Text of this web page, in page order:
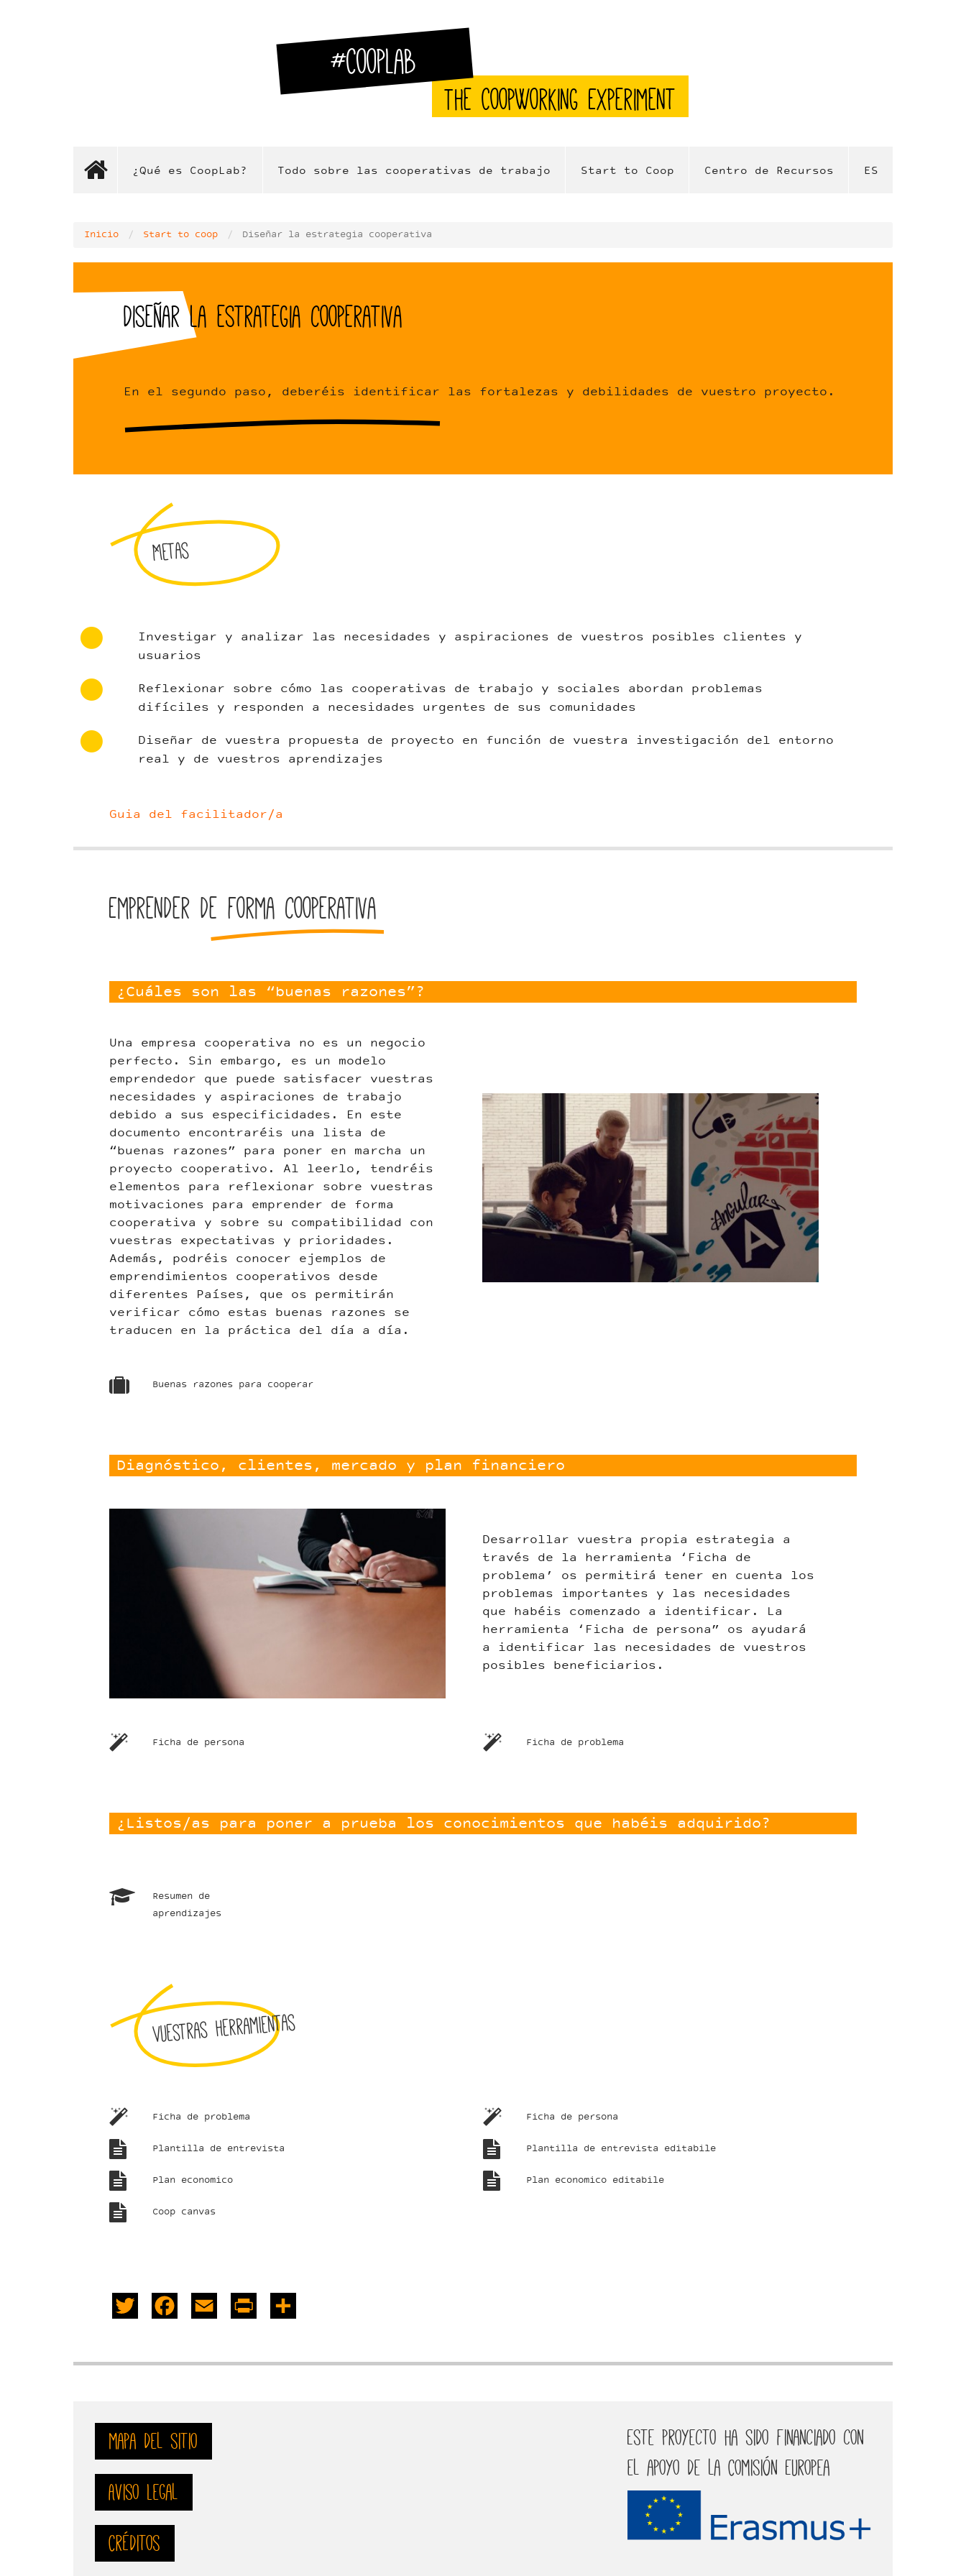
#CoopLab
The CoopWorking Experiment
¿Qué es CoopLab? Todo sobre las cooperativas de trabajo Start to Coop Centro de Recursos ES
Inicio Start to coop Diseñar la estrategia cooperativa
Diseñar la estrategia cooperativa
En el segundo paso, deberéis identificar las fortalezas y debilidades de vuestro proyecto.
Metas
Investigar y analizar las necesidades y aspiraciones de vuestros posibles clientes y
usuarios
Reflexionar sobre cómo las cooperativas de trabajo y sociales abordan problemas
difíciles y responden a necesidades urgentes de sus comunidades
Diseñar de vuestra propuesta de proyecto en función de vuestra investigación del entorno
real y de vuestros aprendizajes
Guia del facilitador/a
Emprender de forma cooperativa
¿Cuáles son las “buenas razones”?
Una empresa cooperativa no es un negocio
perfecto. Sin embargo, es un modelo
emprendedor que puede satisfacer vuestras
necesidades y aspiraciones de trabajo
debido a sus especificidades. En este
documento encontraréis una lista de
“buenas razones” para poner en marcha un
proyecto cooperativo. Al leerlo, tendréis
elementos para reflexionar sobre vuestras
motivaciones para emprender de forma
cooperativa y sobre su compatibilidad con
vuestras expectativas y prioridades.
Además, podréis conocer ejemplos de
emprendimientos cooperativos desde
diferentes Países, que os permitirán
verificar cómo estas buenas razones se
traducen en la práctica del día a día.
Tilleuls.jpg
Buenas razones para cooperar
Diagnóstico, clientes, mercado y plan financiero
Liesse.jpg
Desarrollar vuestra propia estrategia a
través de la herramienta ‘Ficha de
problema’ os permitirá tener en cuenta los
problemas importantes y las necesidades
que habéis comenzado a identificar. La
herramienta ‘Ficha de persona” os ayudará
a identificar las necesidades de vuestros
posibles beneficiarios.
Ficha de persona Ficha de problema
¿Listos/as para poner a prueba los conocimientos que habéis adquirido?
Resumen de
aprendizajes
Vuestras herramientas
Ficha de problema Ficha de persona
Plantilla de entrevista Plantilla de entrevista editabile
Plan economico Plan economico editabile
Coop canvas
Twitter FacebookEmail PrintFriendly
mapa del sitio
Aviso Legal
Créditos
Este proyecto ha sido financiado con
el apoyo de la Comisión Europea